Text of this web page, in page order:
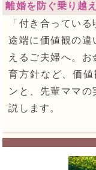
離婚を防ぐ乗り越
「付き合ってい
途端に価値観の
えるご夫婦へ。
育方針など、価
ンと、先輩ママ
説します。